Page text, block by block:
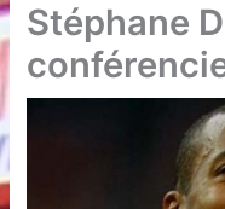
Stéphane